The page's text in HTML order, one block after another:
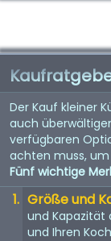
Der Kauf kleiner
auch
verfügbaren
achten muss,
Fünf wichtige
Größe und
und Kapazität
und Ihren